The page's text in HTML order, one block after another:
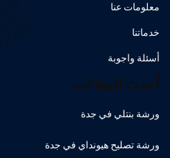
معلومات عنا
خدماتنا
أسئلة واجوبة
أحدث المقالات
ورشة بنتلي في جدة
ورشة تصليح هيونداي في جدة